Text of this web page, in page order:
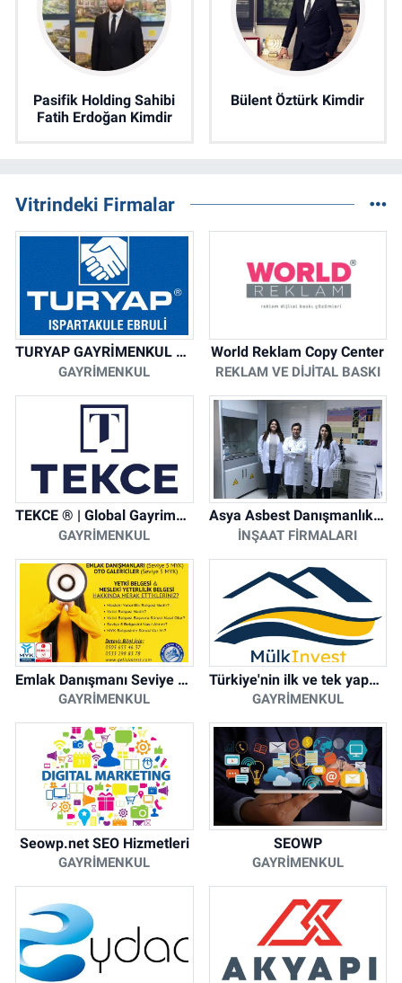
Pasifik Holding Sahibi
Fatih Erdoğan Kimdir
Bülent Öztürk Kimdir
Vitrindeki Firmalar
TURYAP GAYRİMENKUL DANIŞMANLIK HİZMETLERİ
GAYRIMENKUL
World Reklam Copy Center
REKLAM VE DIJITAL BASKI
TEKCE ® | Global Gayrimenkul Şirketi
GAYRIMENKUL
Asya Asbest Danışmanlık - Asbest Söküm ve Asbest Raporu
İNŞAAT FIRMALARI
Emlak Danışmanı Seviye 5 Mesleki Yeterlilik Belgesi
GAYRIMENKUL
Türkiye'nin ilk ve tek yapay zeka destekli arsa ilan platformu
GAYRIMENKUL
Seowp.net SEO Hizmetleri
GAYRIMENKUL
SEOWP
GAYRIMENKUL